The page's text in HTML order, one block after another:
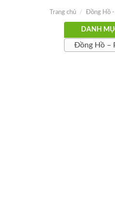
Trang chủ / Đồng Hồ -
DANH
Đồng Hồ –